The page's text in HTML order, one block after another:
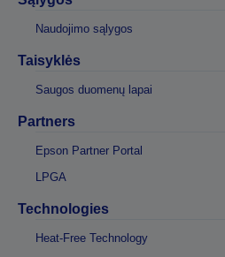
Naudojimo sąlygos
Taisyklės
Saugos duomenų lapai
Partners
Epson Partner Portal
LPGA
Technologies
Heat-Free Technology